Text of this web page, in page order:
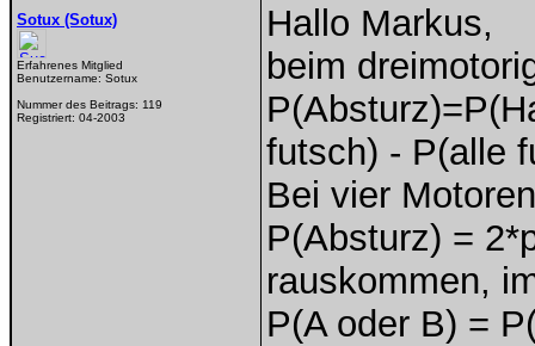
Sotux (Sotux)
Erfahrenes Mitglied
Benutzername: Sotux
Nummer des Beitrags: 119
Registriert: 04-2003
Hallo Markus,
beim
futsch) - P(alle
Bei vier
P(Absturz) =
rauskommen,
P(A oder B) =